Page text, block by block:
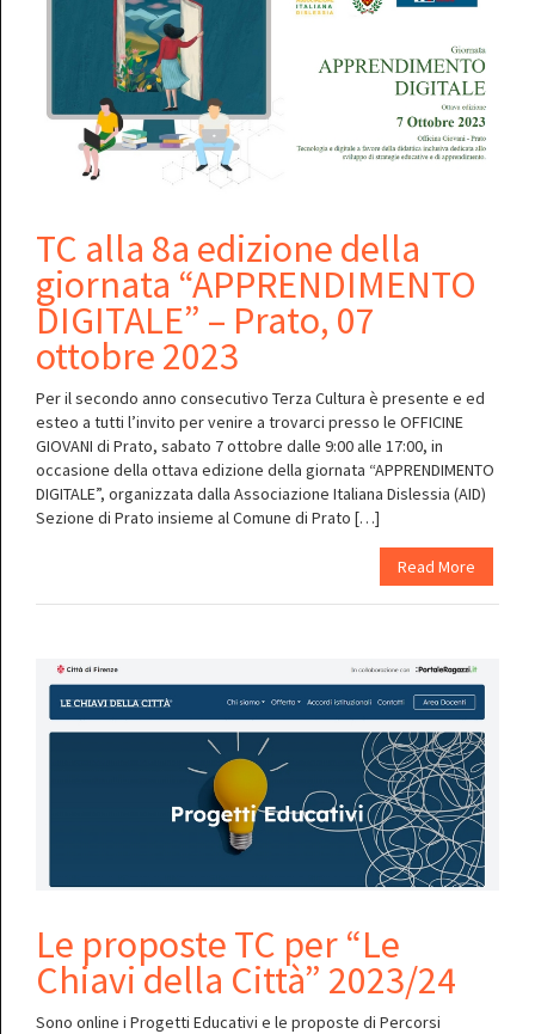
TC alla 8a edizione della
giornata “APPRENDIMENTO
DIGITALE” – Prato, 07
ottobre 2023
Per il secondo anno consecutivo Terza Cultura è presente e ed
esteo a tutti l’invito per venire a trovarci presso le OFFICINE
GIOVANI di Prato, sabato 7 ottobre dalle 9:00 alle 17:00, in
occasione della ottava edizione della giornata “APPRENDIMENTO
DIGITALE”, organizzata dalla Associazione Italiana Dislessia (AID)
Sezione di Prato insieme al Comune di Prato […]
Read More
Le proposte TC per “Le
Chiavi della Città” 2023/24
Sono online i Progetti Educativi e le proposte di Percorsi